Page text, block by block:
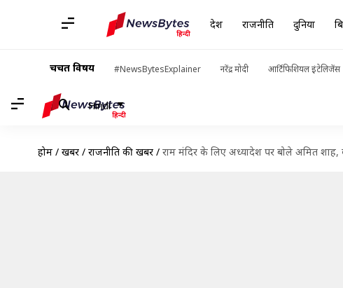
देश राजनीति दुनिया
चर्चित विषय #NewsBytesExplainer नरेंद्र मोदी आर्टिफिशियल इंटेलिजेंस
Hindi
होम / खबरें / राजनीति की खबरें / राम मंदिर के लिए अध्यादेश पर बोले अमित शाह,